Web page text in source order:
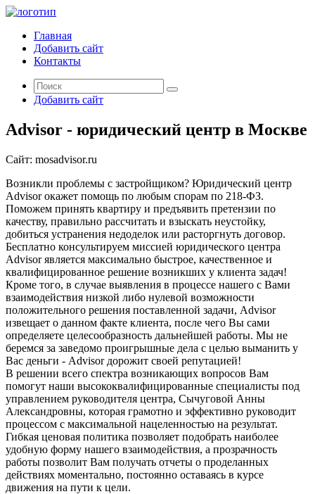
Главная
Добавить сайт
Контакты
Добавить сайт
Advisor - юридический центр в Москве
Сайт: mosadvisor.ru
Возникли проблемы с застройщиком? Юридический центр
Advisor окажет помощь по любым спорам по 218-ФЗ.
Поможем принять квартиру и предъявить претензии по
качеству, правильно рассчитать и взыскать неустойку,
добиться устранения недоделок или расторгнуть договор.
Бесплатно консультируем миссией юридического центра
Advisor является максимально быстрое, качественное и
квалифицированное решение возникших у клиента задач!
Кроме того, в случае выявления в процессе нашего с Вами
взаимодействия низкой либо нулевой возможности
положительного решения поставленной задачи, Advisor
извещает о данном факте клиента, после чего Вы сами
определяете целесообразность дальнейшей работы. Мы не
беремся за заведомо проигрышные дела с целью выманить у
Вас деньги - Advisor дорожит своей репутацией!
В решении всего спектра возникающих вопросов Вам
помогут наши высококвалифицированные специалисты под
управлением руководителя центра, Сычуговой Анны
Александровны, которая грамотно и эффективно руководит
процессом с максимальной нацеленностью на результат.
Гибкая ценовая политика позволяет подобрать наиболее
удобную форму нашего взаимодействия, а прозрачность
работы позволит Вам получать отчеты о проделанных
действиях моментально, постоянно оставаясь в курсе
движения на пути к цели.